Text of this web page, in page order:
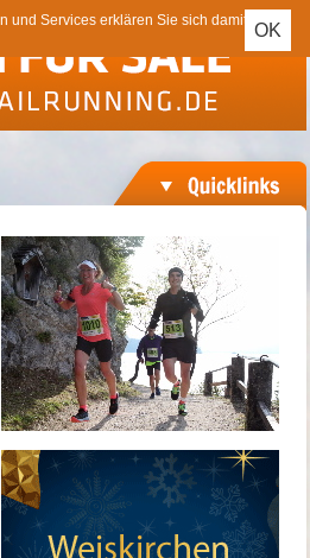
OK
und Services erklären Sie sich damit